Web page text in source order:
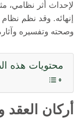
لإحداث أثر نظامي،
إنهائه. وقد نظم
وصحته وتفسيره
محتويات هذه
أركان